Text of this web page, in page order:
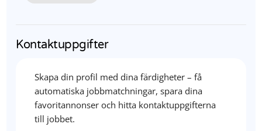
Kontaktuppgifter
Skapa din profil med dina färdigheter – få
automatiska jobbmatchningar, spara dina
favoritannonser och hitta kontaktuppgifterna
till jobbet.